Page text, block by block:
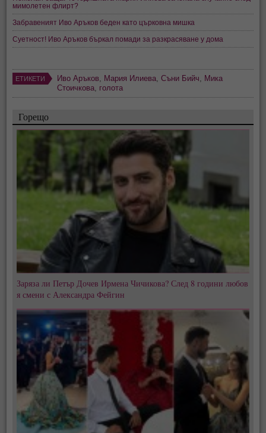
мимолетен флирт?
Забравеният Иво Аръков беден като църковна мишка
Суетност! Иво Аръков бъркал помади за разкрасяване у дома
ЕТИКЕТИ Иво Аръков Мария Илиева ,Съни Бийч
Мика
Стоичкова голота
Горещо
Заряза ли Петър Дочев Ирмена Чичикова? След 8 години любов
я смени с Александра Фейгин